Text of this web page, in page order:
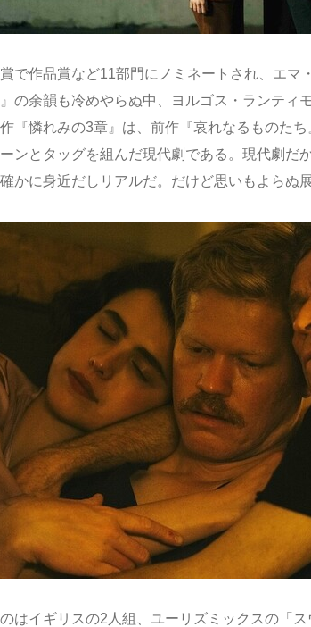
で作品賞など11部門にノミネートされ、エマ
』の余韻も冷めやらぬ中、ヨルゴス・ランティ
『憐れみの3章』は、前作『哀れなるものたち
ンとタッグを組んだ現代劇である。現代劇だ
かに身近だしリアルだ。だけど思いもよらぬ
はイギリスの2人組、ユーリズミックスの「